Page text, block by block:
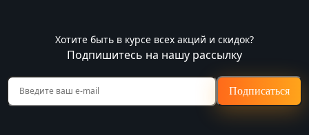
Хотите быть в курсе всех акций и скидок?
Подпишитесь на нашу рассылку
Подписаться